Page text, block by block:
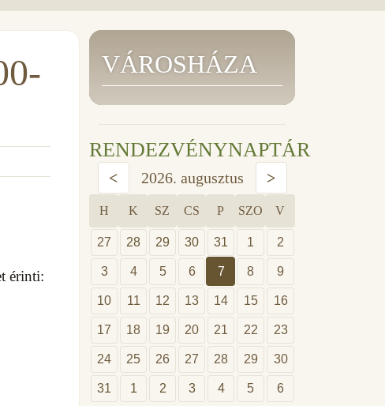
érinti:
VÁROSHÁZA
RENDEZVÉNYNAPTÁR
< 2026. augusztus >
H K SZ CS P SZO V
27 28 29 30 31 1 2
3 4 5 6 7 8 9
10 11 12 13 14 15 16
17 18 19 20 21 22 23
24 25 26 27 28 29 30
31 1 2 3 4 5 6